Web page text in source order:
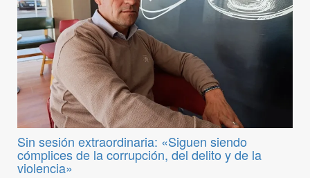
Sin sesión extraordinaria: «Siguen siendo
cómplices de la corrupción, del delito y de la
violencia»